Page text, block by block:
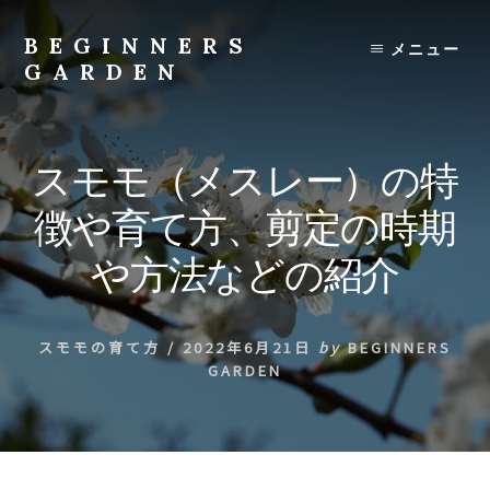
content
BEGINNERS
GARDEN
植
物
の
種
類
や
育
て
紹
を
行
メニュー
スモモ（メスレー）の特
徴や育て方、剪定の時期
や方法などの紹介
スモモの育て方 / 2022年6月21日 by BEGINNERS
GARDEN